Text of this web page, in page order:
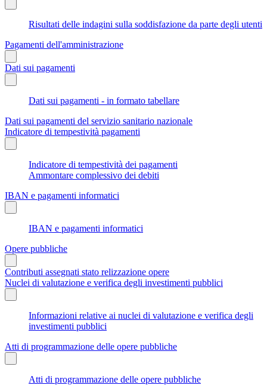
Risultati delle indagini sulla soddisfazione da parte degli utenti
Pagamenti dell'amministrazione
Dati sui pagamenti
Dati sui pagamenti - in formato tabellare
Dati sui pagamenti del servizio sanitario nazionale
Indicatore di tempestività pagamenti
Indicatore di tempestività dei pagamenti
Ammontare complessivo dei debiti
IBAN e pagamenti informatici
IBAN e pagamenti informatici
Opere pubbliche
Contributi assegnati stato relizzazione opere
Nuclei di valutazione e verifica degli investimenti pubblici
Informazioni relative ai nuclei di valutazione e verifica degli
investimenti pubblici
Atti di programmazione delle opere pubbliche
Atti di programmazione delle opere pubbliche